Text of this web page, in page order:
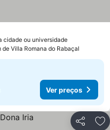
cidade ou universidadeVer preços
de Villa Romana do Rabaçal
Ver preços
Partilhar